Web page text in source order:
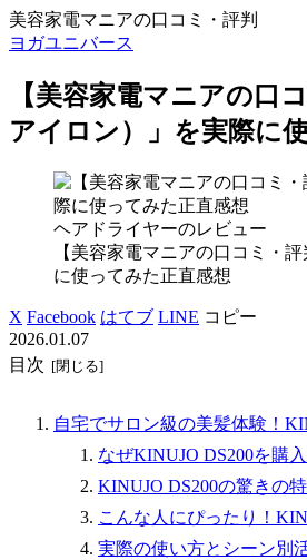
美容家電マニアの口コミ・評判
ヨガユニバース
【美容家電マニアの口
アイロン）」を実際に
ヘアドライヤーのレビュー
【美容家電マニアの口コミ・
に使ってみた正直感想
X Facebook はてブ LINE コピー
2026.01.07
目次
自宅でサロン級の美髪体験！
なぜKINUJO DS200を購
KINUJO DS200の驚きの
こんな人にぴったり！
実際の使い方とシーン別